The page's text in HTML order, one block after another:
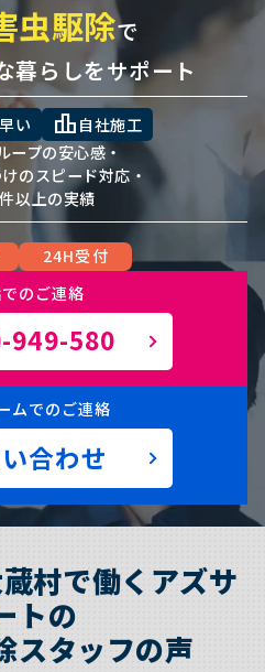
虫駆除で
暮らしをサポート
早い leaderboard 自社施工
ープの安心感・
のスピード対応・
以上の実績
24H受付
のご連絡
949-580
ムでのご連絡
合わせ
村で働くアズサ
トの
スタッフの声